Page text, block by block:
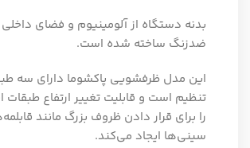
بدنه دستگاه از آلومینیوم و فضای
ضدزنگ ساخته شده است.
این مدل ظرفشویی پاکشوما دارای سه
تنظیم است و قابلیت تغییر ارتفاع طبقات
را برای قرار دادن ظروف بزرگ مانند
سینی‌ها ایجاد می‌کند.